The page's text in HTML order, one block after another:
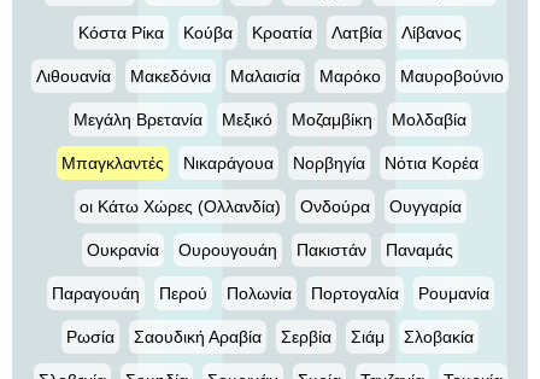
Κόστα Ρίκα Κούβα Κροατία Λατβία Λίβανος
Λιθουανία Μακεδόνια Μαλαισία Μαρόκο Μαυροβούνιο
Μεγάλη Βρετανία Μεξικό Μοζαμβίκη Μολδαβία
Μπαγκλαντές Νικαράγουα Νορβηγία Νότια Κορέα
οι Κάτω Χώρες (Ολλανδία) Ονδούρα Ουγγαρία
Ουκρανία Ουρουγουάη Πακιστάν Παναμάς
Παραγουάη Περού Πολωνία Πορτογαλία Ρουμανία
Ρωσία Σαουδική Αραβία Σερβία Σιάμ Σλοβακία